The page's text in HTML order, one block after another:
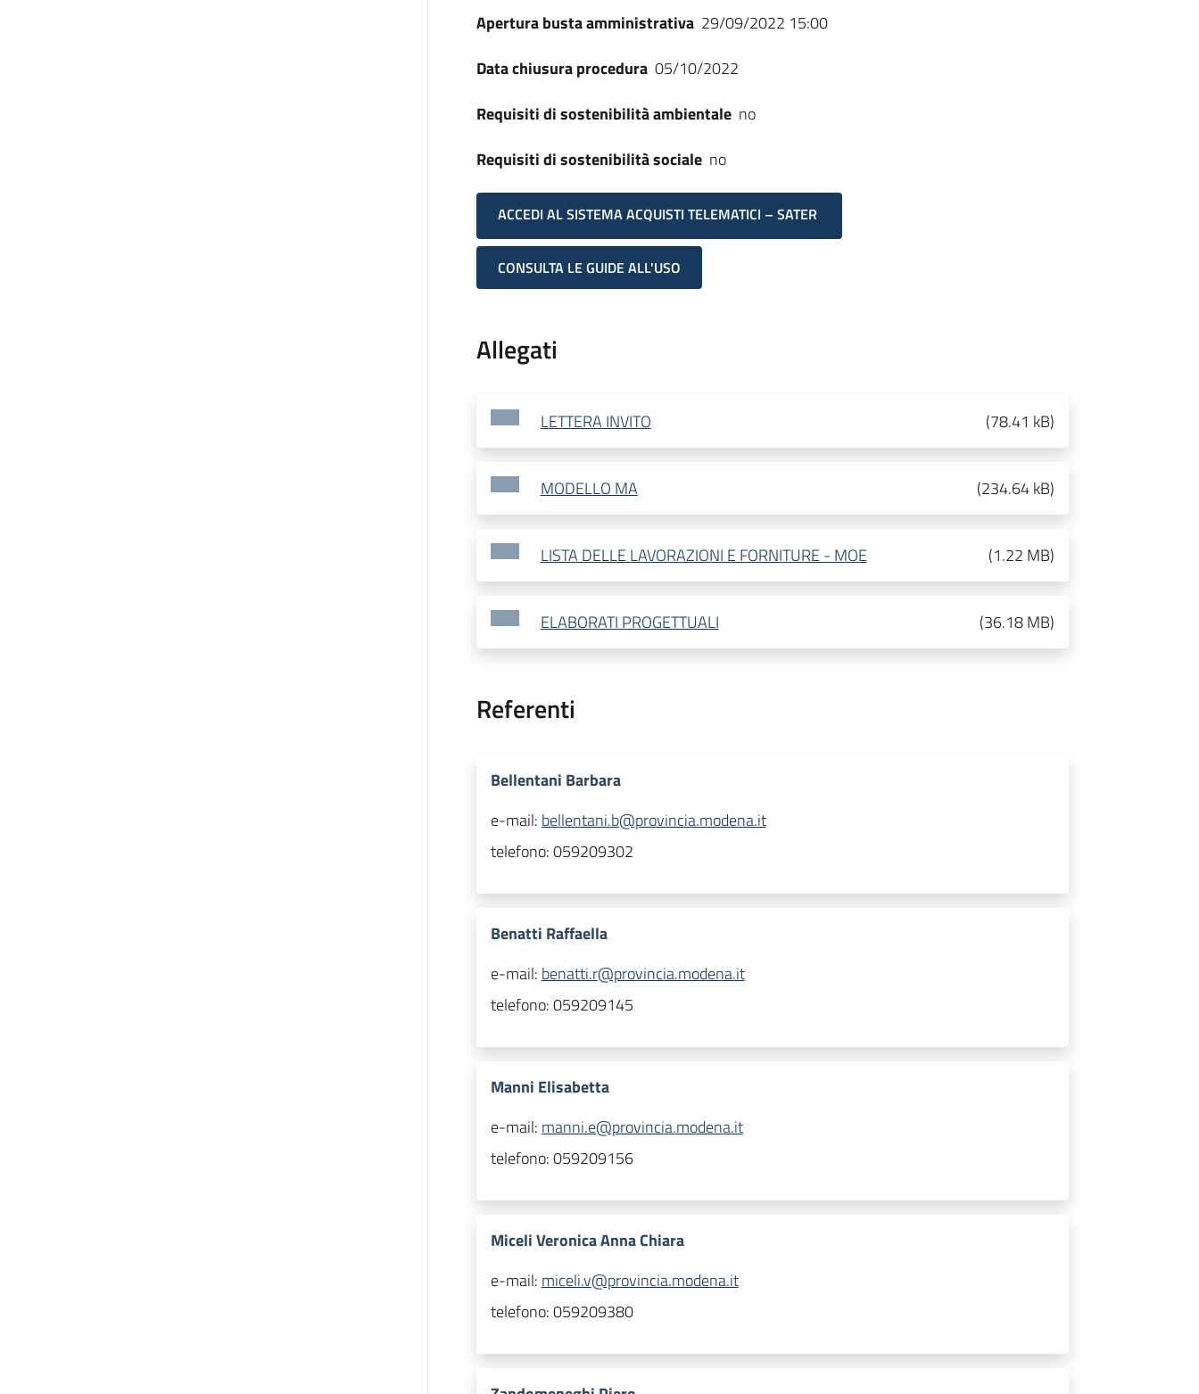
Apertura busta amministrativa 29/09/2022 15:00
Data chiusura procedura 05/10/2022
Requisiti di sostenibilità ambientale no
Requisiti di sostenibilità sociale no
ACCEDI AL SISTEMA ACQUISTI TELEMATICI – SATER
CONSULTA LE GUIDE ALL'USO
Allegati
LETTERA INVITO (78.41 kB)
MODELLO MA (234.64 kB)
LISTA DELLE LAVORAZIONI E FORNITURE - MOE (1.22 MB)
ELABORATI PROGETTUALI (36.18 MB)
Referenti
Bellentani Barbara
e-mail: bellentani.b@provincia.modena.it
telefono:059209302
Benatti Raffaella
e-mail: benatti.r@provincia.modena.it
telefono:059209145
Manni Elisabetta
e-mail: manni.e@provincia.modena.it
telefono:059209156
Miceli Veronica Anna Chiara
e-mail: miceli.v@provincia.modena.it
telefono:059209380